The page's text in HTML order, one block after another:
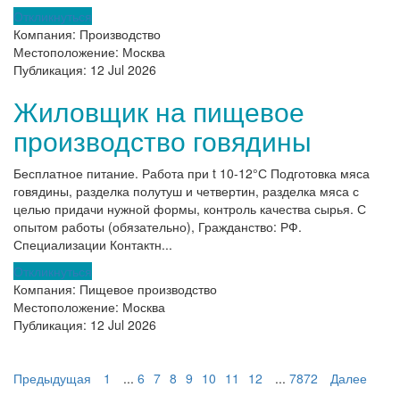
Откликнуться
Компания: Производство
Местоположение: Москва
Публикация: 12 Jul 2026
Жиловщик на пищевое
производство говядины
Бесплатное питание. Работа при t 10-12°С Подготовка мяса
говядины, разделка полутуш и четвертин, разделка мяса с
целью придачи нужной формы, контроль качества сырья. С
опытом работы (обязательно), Гражданство: РФ.
Специализации Контактн...
Откликнуться
Компания: Пищевое производство
Местоположение: Москва
Публикация: 12 Jul 2026
Предыдущая 1 ... 6 7 8 9 10 11 12 ... 7872 Далее